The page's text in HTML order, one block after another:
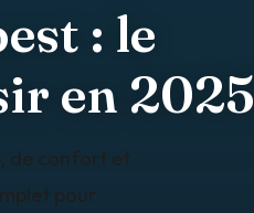
: le
en 2025
de confort et
pour